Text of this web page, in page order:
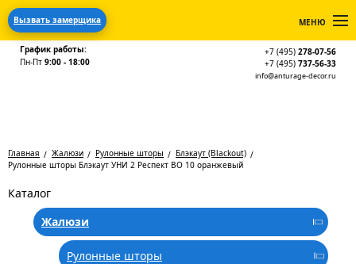
Вызвать замерщика МЕНЮ
График работы:
Пн-Пт 9:00 - 18:00
+7 (495) 278-07-56
+7 (495) 737-56-33
info@anturage-decor.ru
Главная Жалюзи Рулонные шторы
Блэкаут (Blackout)
Рулонные шторы Блэкаут УНИ 2 Респект BO 10 оранжевый
Каталог
Жалюзи
Рулонные шторы